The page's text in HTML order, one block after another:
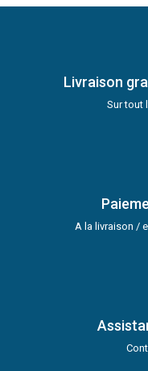
Livraison
Sur tout
A la livraison /